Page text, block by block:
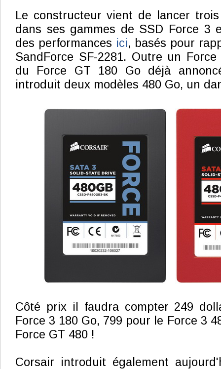
Le constructeur vient de lancer
dans ses gammes de SSD Force 3
des performances ici, basés pour
SandForce SF-2281. Outre un
du Force GT 180 Go déjà
introduit deux modèles 480 Go, un
Côté prix il faudra compter 249
Force 3 180 Go, 799 pour le Force 3
Force GT 480 !
Corsair introduit également